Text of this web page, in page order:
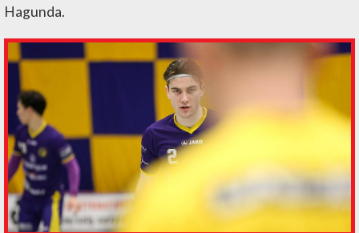
Hagunda.